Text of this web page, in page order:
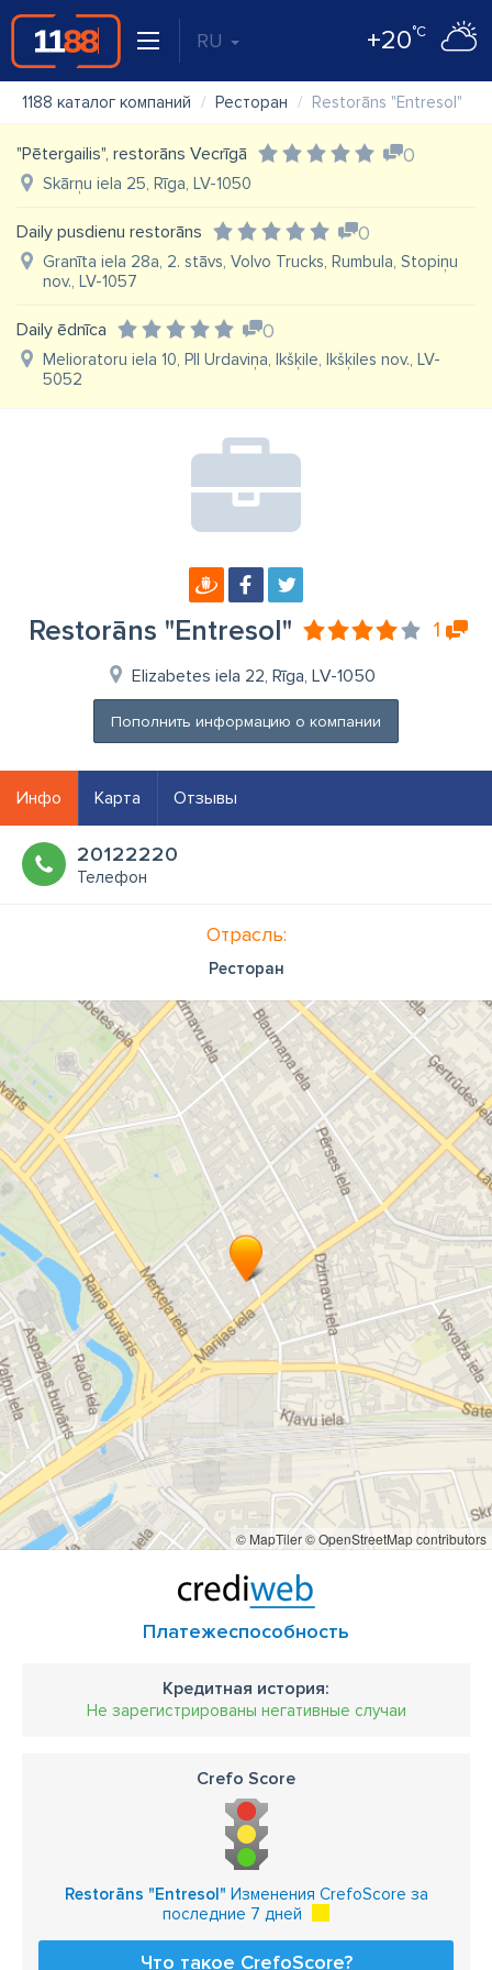
RU +20°C
1188 каталог компаний Ресторан Restorāns "Entresol"
"Pētergailis", restorāns Vecrīgā 0
Skārņu iela 25, Rīga, LV-1050
Daily pusdienu restorāns 0
Granīta iela 28a, 2. stāvs, Volvo Trucks, Rumbula, Stopiņu
nov., LV-1057
Daily ēdnīca 0
Melioratoru iela 10, PII Urdaviņa, Ikšķile, Ikšķiles nov., LV-
5052
Restorāns "Entresol" 1
Elizabetes iela 22, Rīga, LV-1050
Пополнить информацию о компании
Инфо Карта Отзывы
20122220
Телефон
Отрасль:
Ресторан
© MapTiler© OpenStreetMap contributors
Платежеспособность
Кредитная история:
Не зарегистрированы негативные случаи
Crefo Score
Restorāns "Entresol" Изменения CrefoScore за
последние 7 дней
Что такое CrefoScore?